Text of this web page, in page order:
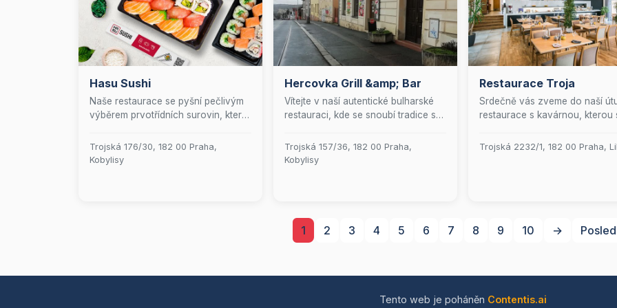
Hasu Sushi
Naše restaurace se pyšní pečlivým
výběrem prvotřídních surovin, které
a bohatou chuť každého pokrmu.
Náš zkušený tým sushi mistrů s
Trojská 176/30, 182 00 Praha,
Kobylisy
Hercovka Grill &amp; Bar
Vítejte v naší autentické bulharské
restauraci, kde se snoubí tradice s
pečlivě připravené speciality, které
vás zavedou na kulinářskou cestu
Trojská 157/36, 182 00 Praha,
Kobylisy
Restaurace Troja
Srdečně vás zveme do naší
restaurace s kavárnou, kterou
nejen výtečnou kuchyni, ale
konferencí či produktivních
Trojská 2232/1, 182 00 Praha,
1 2 3 4 5 6 7 8 9 10 →
Tento web je poháněn Contentis.ai